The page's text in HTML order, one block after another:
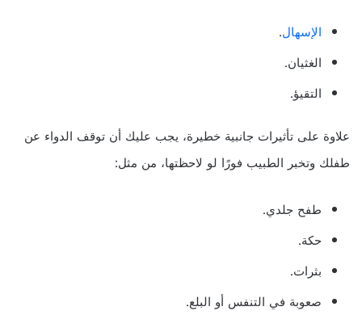
الإسهال.
الغثيان.
التقيؤ.
علاوة على تأثيرات جانبية خطيرة، يجب عليك أن توقف الدواء عن
طفلك وتخبر الطبيب فورًا لو لاحظتها، من مثل:
طفح جلدي.
حكة.
بثرات.
صعوبة في التنفس أو البلع.